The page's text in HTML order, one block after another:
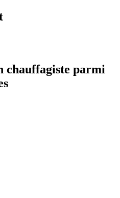
chauffagiste parmi